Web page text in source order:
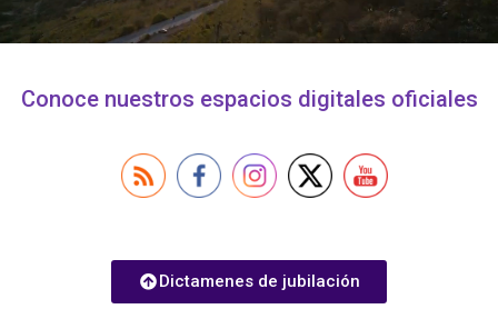
Conoce nuestros espacios digitales oficiales
Dictamenes de jubilación